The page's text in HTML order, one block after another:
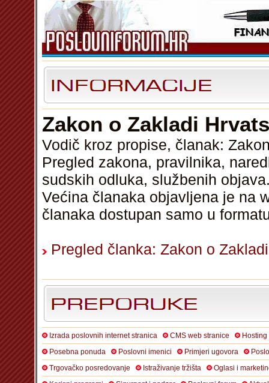
Zakon o Zakladi
Vodič kroz propise, članak:
Pregled zakona, pravilnika,
sudskih odluka, službenih
Većina članaka objavljena je na
članaka dostupan samo u
Pregled članka: Zakon o
Izrada poslovnih internet stranica CMS web stranice
Posebna ponuda
Poslovni imenici Primjeri ugovora
Trgovačko posredovanje
Istraživanje tržišta
Oglasi i